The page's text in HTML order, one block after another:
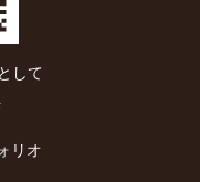
して
リオ